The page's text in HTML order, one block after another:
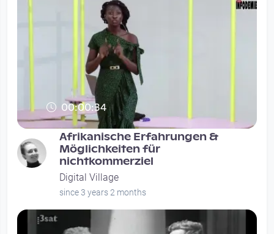
00:00:34
Afrikanische Erfahrungen &
Möglichkeiten für
nichtkommerziel
Digital Village
since 3 years 2 months